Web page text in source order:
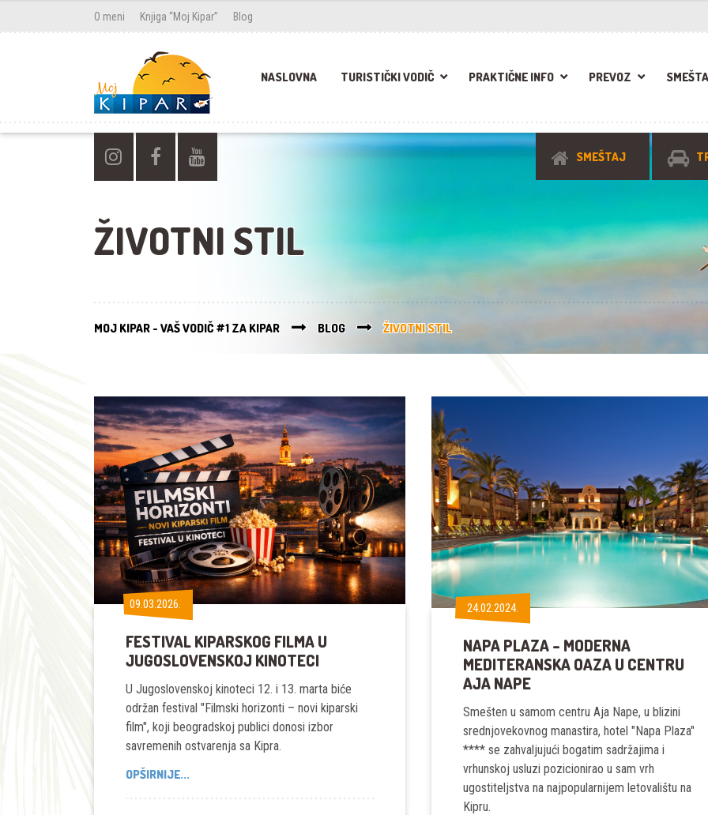
O meni Knjiga “Moj Kipar” Blog
NASLOVNA TURISTIČKI VODIČ PRAKTIČNE INFO PREVOZ
SMEŠTAJ
ŽIVOTNI STIL
MOJ KIPAR - VAŠ VODIČ #1 ZA KIPAR BLOG ŽIVOTNI STIL
09.03.2026.
09.03.2026.
FESTIVAL KIPARSKOG FILMA U
JUGOSLOVENSKOJ KINOTECI
U Jugoslovenskoj kinoteci 12. i 13. marta biće
održan festival "Filmski horizonti – novi kiparski
film", koji beogradskoj publici donosi izbor
savremenih ostvarenja sa Kipra.
OPŠIRNIJE...
24.02.2024.
24.02.2024.
NAPA PLAZA – MODERNA
MEDITERANSKA OAZA U CENTRU
AJA NAPE
Smešten u samom centru Aja Nape, u blizini
srednjovekovnog manastira, hotel "Napa Plaza"
**** se zahvaljujući bogatim sadržajima i
vrhunskoj usluzi pozicionirao u sam vrh
ugostiteljstva na najpopularnijem letovalištu na
Kipru.